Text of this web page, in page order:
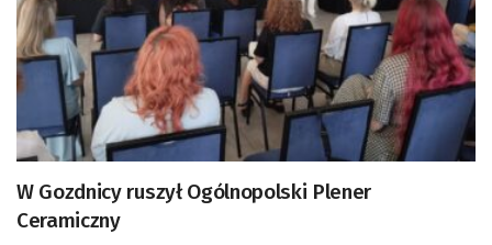
W Gozdnicy ruszył Ogólnopolski Plener
Ceramiczny